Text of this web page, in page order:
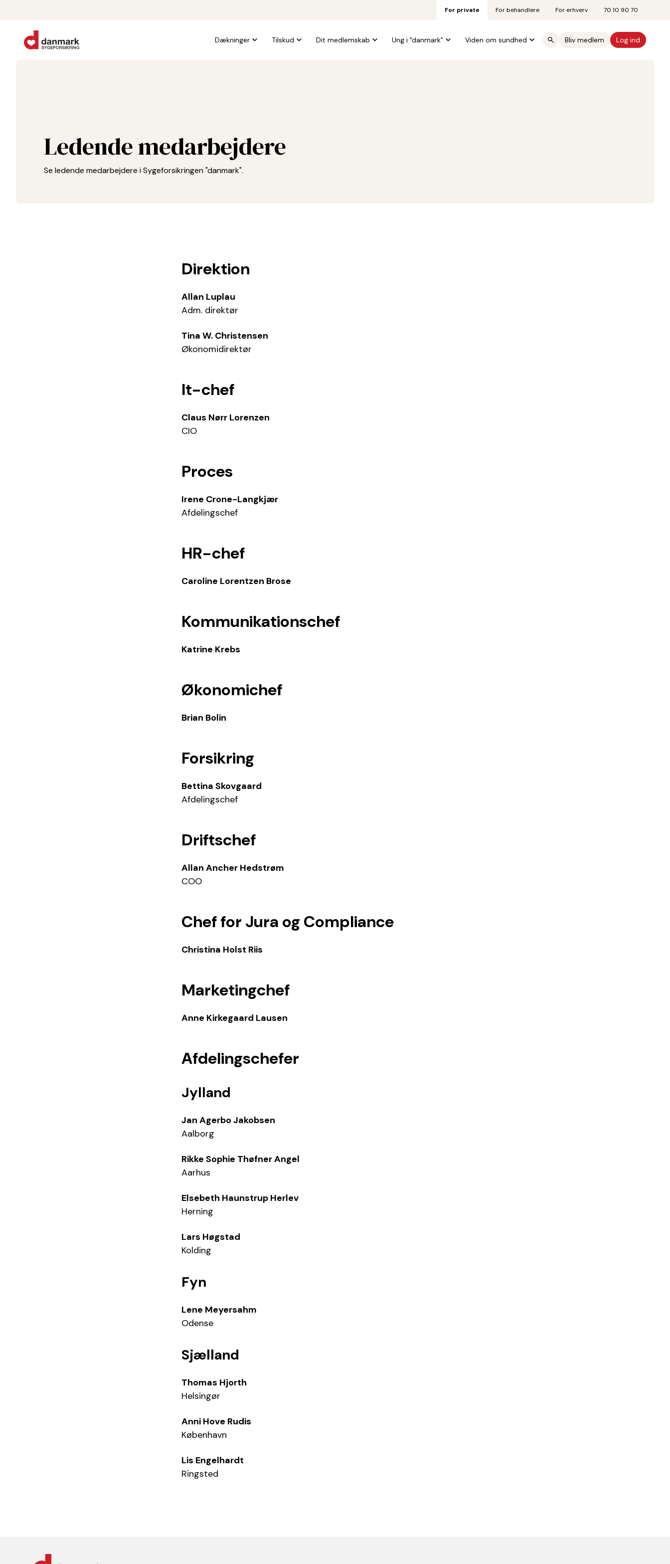
For private For behandlere For erhverv 70 10 90 70
Dækninger Tilskud Dit medlemskab Ung i "danmark" Viden om sundhed Bliv medlem Log ind
Ledende medarbejdere
Se ledende medarbejdere i Sygeforsikringen "danmark".
Direktion
Allan Luplau
Adm. direktør
Tina W. Christensen
Økonomidirektør
It-chef
Claus Nørr Lorenzen
CIO
Proces
Irene Crone-Langkjær
Afdelingschef
HR-chef
Caroline Lorentzen Brose
Kommunikationschef
Katrine Krebs
Økonomichef
Brian Bolin
Forsikring
Bettina Skovgaard
Afdelingschef
Driftschef
Allan Ancher Hedstrøm
COO
Chef for Jura og Compliance
Christina Holst Riis
Marketingchef
Anne Kirkegaard Lausen
Afdelingschefer
Jylland
Jan Agerbo Jakobsen
Aalborg
Rikke Sophie Thøfner Angel
Aarhus
Elsebeth Haunstrup Herlev
Herning
Lars Høgstad
Kolding
Fyn
Lene Meyersahm
Odense
Sjælland
Thomas Hjorth
Helsingør
Anni Hove Rudis
København
Lis Engelhardt
Ringsted